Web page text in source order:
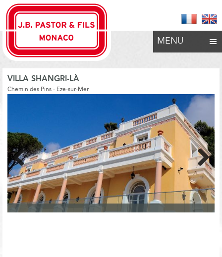
MENU
VILLA SHANGRI-LÀ
Chemin des Pins - Eze-sur-Mer
Previous Next